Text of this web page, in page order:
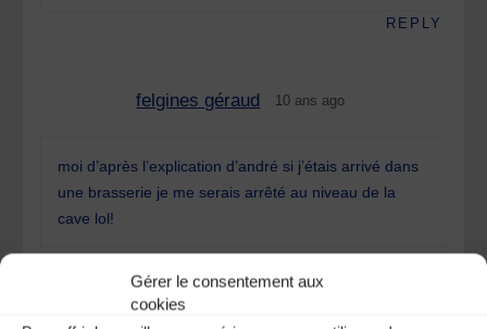
Gérer le consentement aux
cookies
REPLY
felgines géraud 10 ans ago
moi d’après l’explication d’andré si j’étais arrivé dans
une brasserie je me serais arrêté au niveau de la
cave lol!